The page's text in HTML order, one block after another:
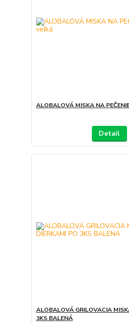
ALOBALOVÁ MISKA NA
Detail
ALOBALOVÁ GRILOVACIA
3KS BALENÁ